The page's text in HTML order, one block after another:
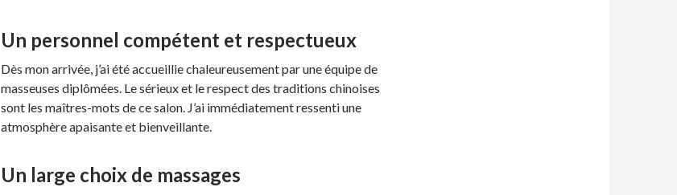
Un personnel compétent et respectueux
Dès mon arrivée, j’ai été accueillie chaleureusement par une équipe de
masseuses diplômées. Le sérieux et le respect des traditions chinoises
sont les maîtres-mots de ce salon. J’ai immédiatement ressenti une
atmosphère apaisante et bienveillante.
Un large choix de massages